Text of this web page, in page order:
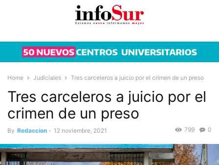
Home Judiciales Tres carceleros a juicio por el crimen de un preso
Tres carceleros a juicio por el
crimen de un preso
By Redaccion - 12 noviembre, 2021 0
799